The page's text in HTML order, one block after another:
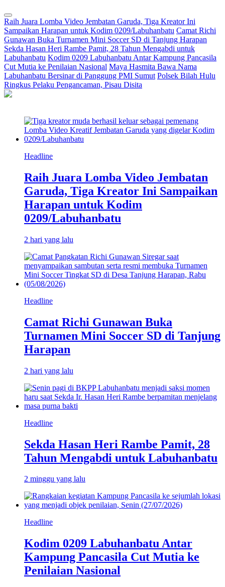
Raih Juara Lomba Video Jembatan Garuda, Tiga Kreator Ini
Sampaikan Harapan untuk Kodim 0209/Labuhanbatu Camat Richi
Gunawan Buka Turnamen Mini Soccer SD di Tanjung Harapan
Sekda Hasan Heri Rambe Pamit, 28 Tahun Mengabdi untuk
Labuhanbatu Kodim 0209 Labuhanbatu Antar Kampung Pancasila
Cut Mutia ke Penilaian Nasional Maya Hasmita Bawa Nama
Labuhanbatu Bersinar di Panggung PMI Sumut Polsek Bilah Hulu
Ringkus Pelaku Pengancaman, Pisau Disita
Headline
Raih Juara Lomba Video Jembatan
Garuda, Tiga Kreator Ini Sampaikan
Harapan untuk Kodim
0209/Labuhanbatu
2 hari yang lalu
Headline
Camat Richi Gunawan Buka
Turnamen Mini Soccer SD di Tanjung
Harapan
2 hari yang lalu
Headline
Sekda Hasan Heri Rambe Pamit, 28
Tahun Mengabdi untuk Labuhanbatu
2 minggu yang lalu
Headline
Kodim 0209 Labuhanbatu Antar
Kampung Pancasila Cut Mutia ke
Penilaian Nasional